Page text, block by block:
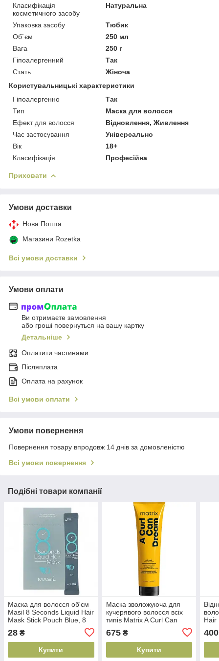
Класифікація
косметичного засобу
Натуральна
Упаковка засобу
Тюбик
Об`єм
250 мл
Вага
250 г
Гіпоалергенний
Так
Стать
Жіноча
Користувальницькі характеристики
Гіпоалергенно
Так
Тип
Маска для волосся
Ефект для волосся
Відновлення, Живлення
Час застосування
Універсально
Вік
18+
Класифікація
Професійна
Приховати
Умови доставки
Нова Пошта
Магазини Rozetka
Всі умови доставки
Умови оплати
Ви отримаєте замовлення
або гроші повернуться на вашу картку
Детальніше
Оплатити частинами
Післяплата
Оплата на рахунок
Всі умови оплати
Умови повернення
Повернення товару впродовж 14 днів за домовленістю
Всі умови повернення
Подібні товари компанії
Маска для волосся об'єм
Masil 8 Seconds Liquid Hair
Mask Stick Pouch Blue, 8
28 ₴
Купити
Маска зволожуюча для
кучерявого волосся всіх
типів Matrix A Curl Can
Dream Rich Mask 250 мл
(3474637155360)
675₴
Купити
Hair
400